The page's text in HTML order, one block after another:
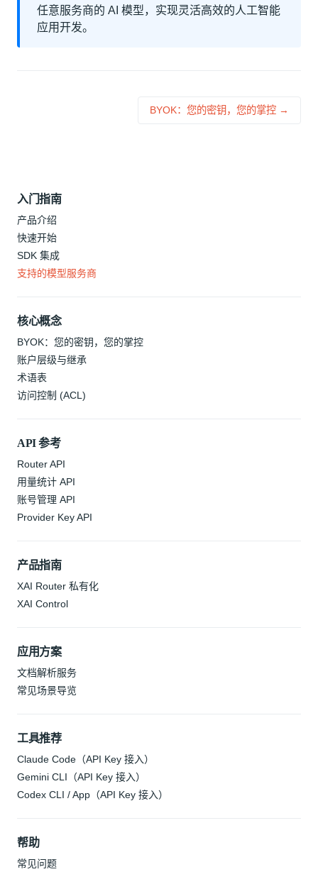
入门指南
产品介绍
快速开始
SDK 集成
支持的模型服务商
核心概念
BYOK：您的密钥，您的掌控
账户层级与继承
术语表
访问控制 (ACL)
API 参考
Router API
用量统计 API
账号管理 API
Provider Key API
产品指南
XAI Router 私有化
XAI Control
应用方案
文档解析服务
常见场景导览
工具推荐
Claude Code（API Key 接入）
Gemini CLI（API Key 接入）
Codex CLI / App（API Key 接入）
帮助
常见问题
任意服务商的 AI 模型，实现灵活高效的人工智能
应用开发。
BYOK：您的密钥，您的掌控 →